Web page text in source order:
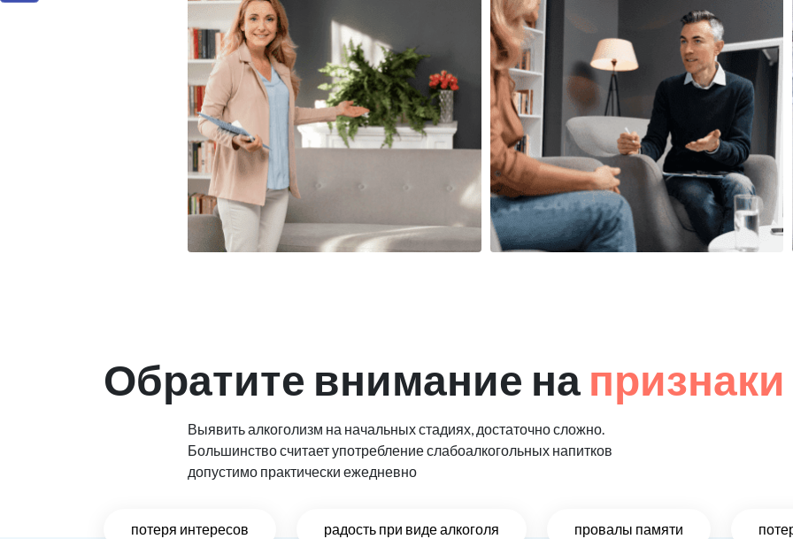
Обратите внимание на
Выявить алкоголизм на начальных стадиях, достаточно сложно.
Большинство считает употребление слабоалкогольных напитков
допустимо практически ежедневно
потеря интересов радость при виде алкоголя провалы памяти